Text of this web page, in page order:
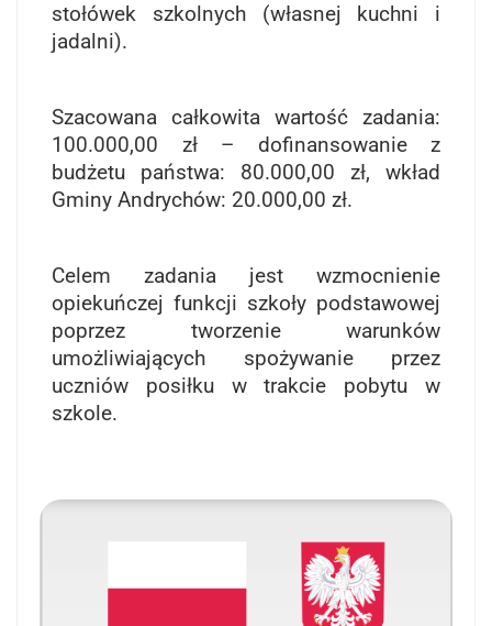
stołówek szkolnych (własnej kuchni i
jadalni).
Szacowana całkowita wartość zadania:
100.000,00 zł – dofinansowanie z
budżetu państwa: 80.000,00 zł, wkład
Gminy Andrychów: 20.000,00 zł.
Celem zadania jest wzmocnienie
opiekuńczej funkcji szkoły podstawowej
poprzez tworzenie warunków
umożliwiających spożywanie przez
uczniów posiłku w trakcie pobytu w
szkole.